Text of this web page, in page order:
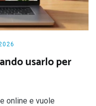
usarlo per
online e vuole